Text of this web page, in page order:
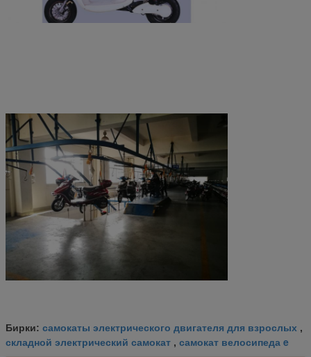
Бирки: самокаты электрического двигателя для взрослых ,
складной электрический самокат , самокат велосипеда e